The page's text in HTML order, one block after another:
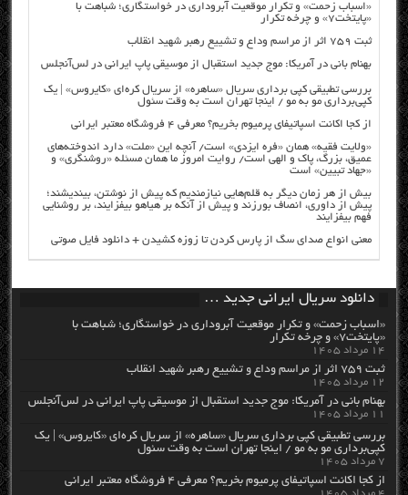
«اسباب زحمت» و تکرار موقعیت آبروداری در خواستگاری؛ شباهت با
«پایتخت۷» و چرخه تکرار
ثبت ۷۵۹ اثر از مراسم وداع و تشییع رهبر شهید انقلاب
بهنام بانی در آمریکا: موج جدید استقبال از موسیقی پاپ ایرانی در لس‌آنجلس
بررسی تطبیقی کپی برداری سریال «ساهره» از سریال کره‌ای «کایروس» | یک
کپی‌برداری مو به مو / اینجا تهران است به وقت سئول
از کجا اکانت اسپاتیفای پرمیوم بخریم؟ معرفی ۴ فروشگاه معتبر ایرانی
«ولایت فقیه» همان «فره ایزدی» است/ آنچه این «ملت» دارد اندوخته‌های
عمیق، بزرگ، پاک و الهی است/ روایت امروز ما همان مسئله «روشنگری» و
«جهاد تبیین» است
بیش از هر زمان دیگر به قلم‌هایی نیازمندیم که پیش از نوشتن، بیندیشند؛
پیش از داوری، انصاف بورزند و پیش از آنکه بر هیاهو بیفزایند، بر روشنایی
فهم بیفزایند
معنی انواع صدای سگ از پارس کردن تا زوزه کشیدن + دانلود فایل صوتی
دانلود سریال ایرانی جدید …
«اسباب زحمت» و تکرار موقعیت آبروداری در خواستگاری؛ شباهت با
«پایتخت۷» و چرخه تکرار
۱۴ مرداد ۱۴۰۵
ثبت ۷۵۹ اثر از مراسم وداع و تشییع رهبر شهید انقلاب
۱۲ مرداد ۱۴۰۵
بهنام بانی در آمریکا: موج جدید استقبال از موسیقی پاپ ایرانی در لس‌آنجلس
۱۱ مرداد ۱۴۰۵
بررسی تطبیقی کپی برداری سریال «ساهره» از سریال کره‌ای «کایروس» | یک
کپی‌برداری مو به مو / اینجا تهران است به وقت سئول
۷ مرداد ۱۴۰۵
از کجا اکانت اسپاتیفای پرمیوم بخریم؟ معرفی ۴ فروشگاه معتبر ایرانی